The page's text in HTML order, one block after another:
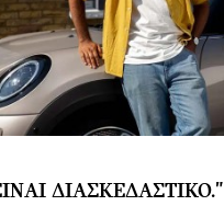
ΔΙΑΣΚΕΔΑΣΤΙΚΌ."